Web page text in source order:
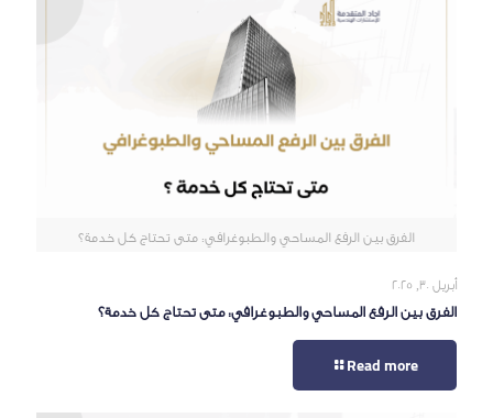
الفرق بين الرفع المساحي والطبوغرافي: متى تحتاج كل خدمة؟
أبريل 30, 2025
الفرق بين الرفع المساحي والطبوغرافي: متى تحتاج كل خدمة؟
Read more